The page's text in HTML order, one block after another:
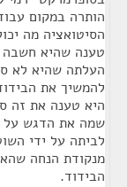
הותרה במקום
הסיטואציה מה
טענה שהיא חשבה
העלתה שהיא לא
להמשיך את
היא טענה את זה
שמה את הדגש על
לביתה על ידי
מנקודת הנחה
הבידוד.